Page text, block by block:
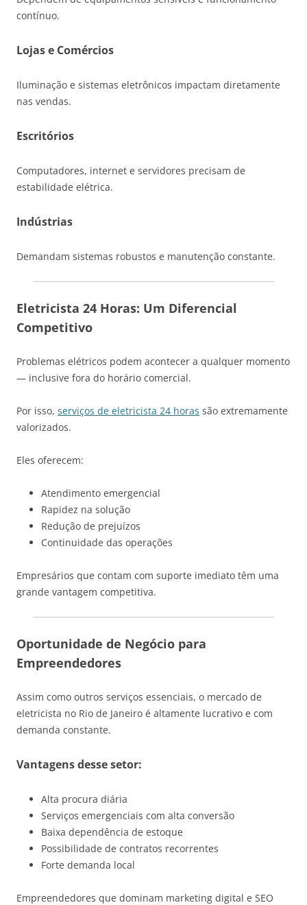
contínuo.
Lojas e Comércios
Iluminação e sistemas eletrônicos impactam diretamente
nas vendas.
Escritórios
Computadores, internet e servidores precisam de
estabilidade elétrica.
Indústrias
Demandam sistemas robustos e manutenção constante.
Eletricista 24 Horas: Um Diferencial
Competitivo
Problemas elétricos podem acontecer a qualquer momento
— inclusive fora do horário comercial.
Por isso, serviços de eletricista 24 horas são extremamente
valorizados.
Eles oferecem:
Atendimento emergencial
Rapidez na solução
Redução de prejuízos
Continuidade das operações
Empresários que contam com suporte imediato têm uma
grande vantagem competitiva.
Oportunidade de Negócio para
Empreendedores
Assim como outros serviços essenciais, o mercado de
eletricista no Rio de Janeiro é altamente lucrativo e com
demanda constante.
Vantagens desse setor:
Alta procura diária
Serviços emergenciais com alta conversão
Baixa dependência de estoque
Possibilidade de contratos recorrentes
Forte demanda local
Empreendedores que dominam marketing digital e SEO